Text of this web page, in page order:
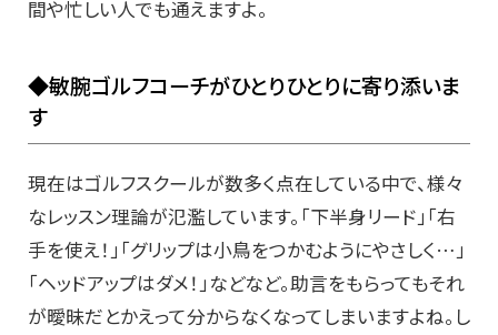
間や忙しい人でも通えますよ。
◆敏腕ゴルフコーチがひとりひとりに寄り添いま
す
現在はゴルフスクールが数多く点在している中で、様々
なレッスン理論が氾濫しています。「下半身リード」「右
手を使え！」「グリップは小鳥をつかむようにやさしく…」
「ヘッドアップはダメ！」などなど。助言をもらってもそれ
が曖昧だとかえって分からなくなってしまいますよね。し